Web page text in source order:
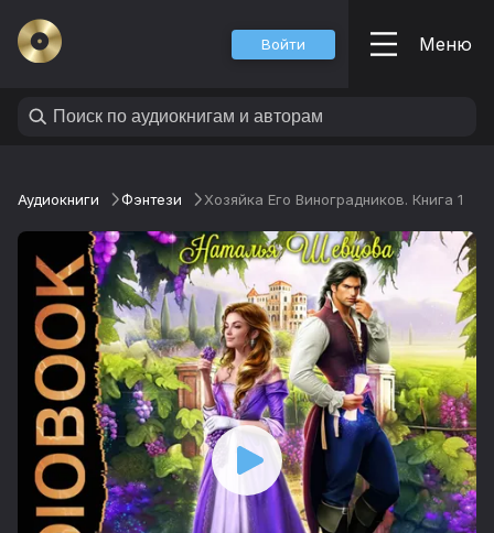
Войти Меню
Аудиокниги Фэнтези Хозяйка Его Виноградников. Книга 1